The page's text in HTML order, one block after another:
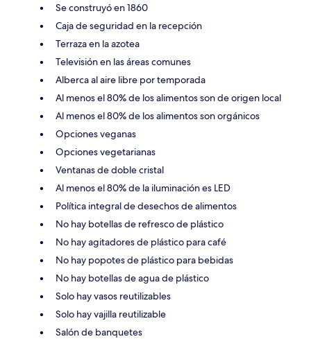
Se construyó en 1860
Caja de seguridad en la recepción
Terraza en la azotea
Televisión en las áreas comunes
Alberca al aire libre por temporada
Al menos el 80% de los alimentos son de origen local
Al menos el 80% de los alimentos son orgánicos
Opciones veganas
Opciones vegetarianas
Ventanas de doble cristal
Al menos el 80% de la iluminación es LED
Política integral de desechos de alimentos
No hay botellas de refresco de plástico
No hay agitadores de plástico para café
No hay popotes de plástico para bebidas
No hay botellas de agua de plástico
Solo hay vasos reutilizables
Solo hay vajilla reutilizable
Salón de banquetes